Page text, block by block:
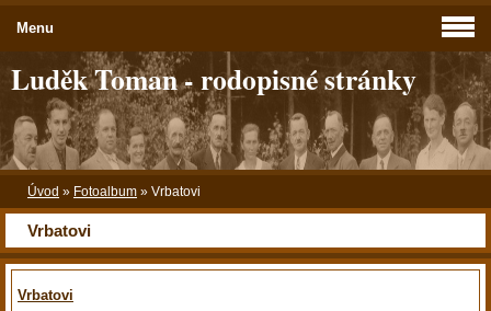
Luděk Toman - rodopisné stránky
Úvod » Fotoalbum » Vrbatovi
Vrbatovi
Vrbatovi
Menu